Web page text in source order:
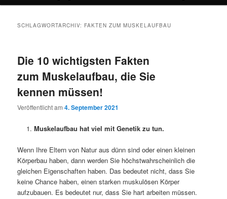
SCHLAGWORTARCHIV: FAKTEN ZUM MUSKELAUFBAU
Die 10 wichtigsten Fakten
zum Muskelaufbau, die Sie
kennen müssen!
Veröffentlicht am4. September 2021
Muskelaufbau hat viel mit Genetik zu tun.
Wenn Ihre Eltern von Natur aus dünn sind oder einen kleinen
Körperbau haben, dann werden Sie höchstwahrscheinlich die
gleichen Eigenschaften haben. Das bedeutet nicht, dass Sie
keine Chance haben, einen starken muskulösen Körper
aufzubauen. Es bedeutet nur, dass Sie hart arbeiten müssen.